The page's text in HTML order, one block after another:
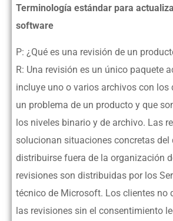
Terminología estándar para
software
P: ¿Qué es una revisión de un
R: Una revisión es un único paquete
incluye uno o varios archivos con los
un problema de un producto y que
los niveles binario y de archivo. Las
solucionan situaciones concretas del
distribuirse fuera de la organización
revisiones son distribuidas por los
técnico de Microsoft. Los clientes no
las revisiones sin el consentimiento